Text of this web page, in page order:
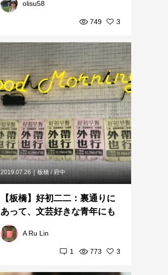
グ...
olisu58
749 3
2019.07.26 板橋 / 府中
【板橋】好初二二：裏通りに
あって、文芸好きな青年にも
人気のある朝ごはん店
A Ru Lin
1 773 3